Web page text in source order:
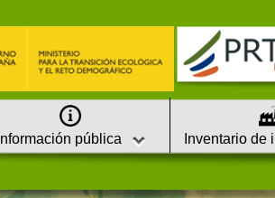
Información pública Inventario de